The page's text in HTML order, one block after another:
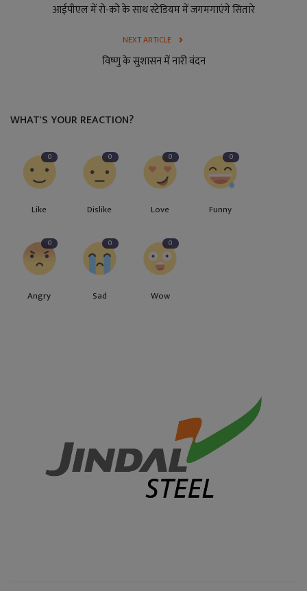
आईपीएल में रो-को के साथ स्टेडियम में जगमगाएंगे सितारे
NEXT ARTICLE
विष्णु के सुशासन में नारी वंदन
WHAT'S YOUR REACTION?
0
Like
0
Dislike
0
Love
0
Funny
0
Angry
0
Sad
0
Wow